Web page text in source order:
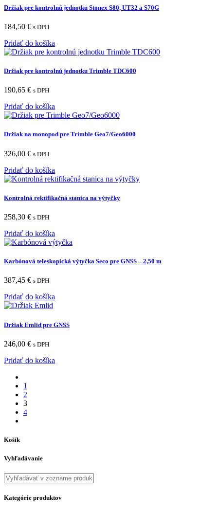
Držiak pre kontrolnú jednotku Stonex S80, UT32 a S70G
184,50 € s DPH
Pridať do košíka
Držiak pre kontrolnú jednotku Trimble TDC600
190,65 € s DPH
Pridať do košíka
Držiak na monopod pre Trimble Geo7/Geo6000
326,00 € s DPH
Pridať do košíka
Kontrolná rektifikačná stanica na výtyčky
258,30 € s DPH
Pridať do košíka
Karbónová teleskopická výtyčka Seco pre GNSS – 2,50 m
387,45 € s DPH
Pridať do košíka
Držiak Emlid pre GNSS
246,00 € s DPH
Pridať do košíka
1
2
3
4
Košík
Vyhľadávanie
Kategórie produktov